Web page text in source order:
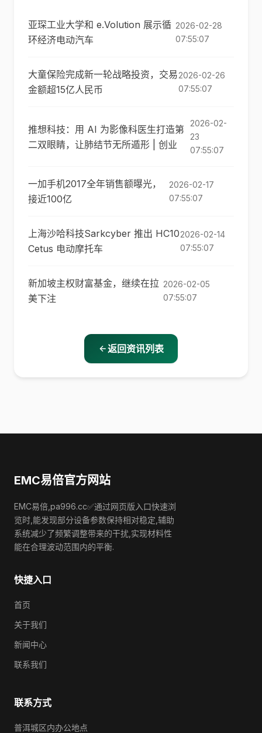
亚琛工业大学和 e.Volution 展示循
环经济电动汽车
2026-02-28
07:55:07
大童保险完成新一轮战略投资，交易
金额超15亿人民币
2026-02-26
07:55:07
推想科技：用 AI 为影像科医生打造第
二双眼睛，让肺结节无所遁形 | 创业
2026-02-
23
07:55:07
一加手机2017全年销售额曝光，
接近100亿
2026-02-17
07:55:07
上海沙哈科技Sarkcyber 推出 HC10
Cetus 电动摩托车
2026-02-14
07:55:07
新加坡主权财富基金，继续在拉
美下注
2026-02-05
07:55:07
返回资讯列表
EMC易倍官方网站
EMC易倍,pa996.cc✅通过网页版入口快速浏
览时,能发现部分设备参数保持相对稳定,辅助
系统减少了频繁调整带来的干扰,实现材料性
能在合理波动范围内的平衡.
快捷入口
首页
关于我们
新闻中心
联系我们
联系方式
普洱城区内办公地点